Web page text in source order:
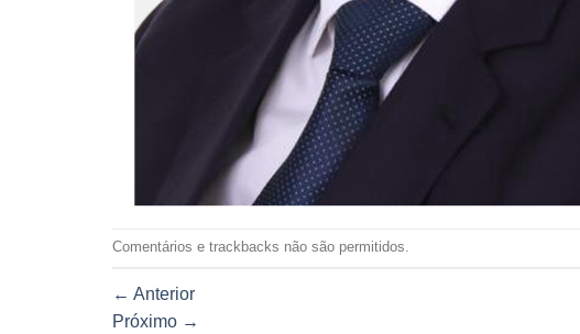
Comentários e trackbacks não são permitidos.
← Anterior
Próximo →